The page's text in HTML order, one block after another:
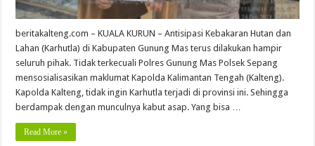
beritakalteng.com – KUALA KURUN – Antisipasi Kebakaran Hutan dan
Lahan (Karhutla) di Kabupaten Gunung Mas terus dilakukan hampir
seluruh pihak. Tidak terkecuali Polres Gunung Mas Polsek Sepang
mensosialisasikan maklumat Kapolda Kalimantan Tengah (Kalteng).
Kapolda Kalteng, tidak ingin Karhutla terjadi di provinsi ini. Sehingga
berdampak dengan munculnya kabut asap. Yang bisa …
Read More »